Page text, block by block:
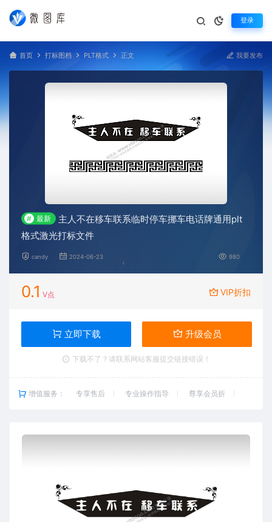
登录
首页 打标图档 PLT格式 正文 我要发布
# 最新
主人不在移车联系临时停车挪车电话牌通用plt
格式激光打标文件
candy 2024-06-23 980
0.1 V点 VIP折扣
立即下载 升级会员
下载不了？请联系网站客服提交链接错误！
增值服务： 专享售后 专业操作指导 尊享会员折